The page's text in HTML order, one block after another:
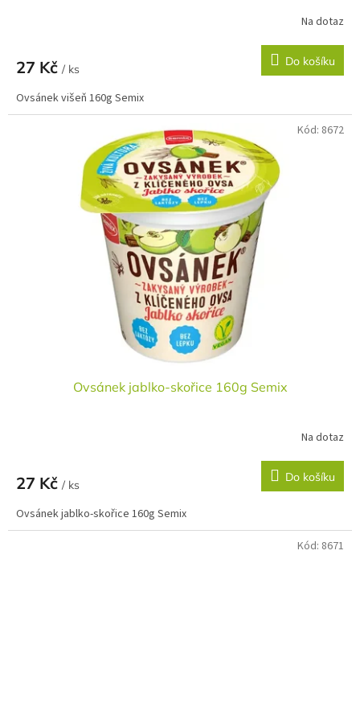
Na dotaz
27 Kč / ks
Do košíku
Ovsánek višeň 160g Semix
Ovsánek jablko-skořice 160g Semix
Na dotaz
27 Kč / ks
Do košíku
Ovsánek jablko-skořice 160g Semix
Kód: 8672
Kód: 8671